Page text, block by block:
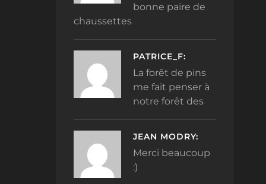
bonne paire de
chaussettes
PATRICE_F:
La forêt de pins
me fait penser à
notre forêt des
JEAN MODRY:
Merci beaucoup
:)